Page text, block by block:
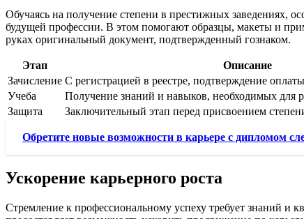
Обучаясь на получение степени в престижных заведениях,
будущей профессии. В этом помогают образцы, макеты и
руках оригинальный документ, подтвержденный гознаком.
Этап
Описание
Зачисление С регистрацией в реестре, подтверждение
Учеба
Получение знаний и навыков, необходимых для
Защита
Заключительный этап перед присвоением
Обретите новые возможности в карьере с дипломом
Ускорение карьерного роста
Стремление к профессиональному успеху требует знаний и